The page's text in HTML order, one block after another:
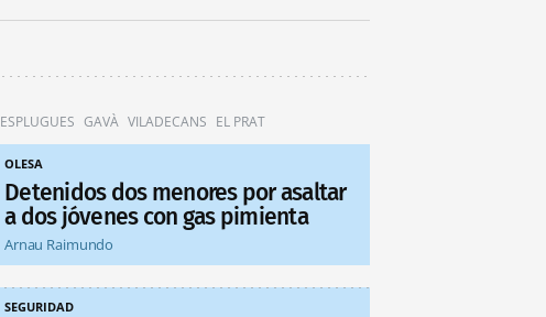
ESPLUGUES GAVÀ VILADECANS EL PRAT
OLESA
Detenidos dos menores por asaltar
a dos jóvenes con gas pimienta
Arnau Raimundo
SEGURIDAD